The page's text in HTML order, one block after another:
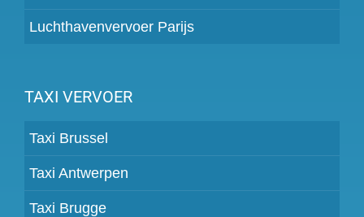
Luchthavenvervoer Parijs
TAXI VERVOER
Taxi Brussel
Taxi Antwerpen
Taxi Brugge